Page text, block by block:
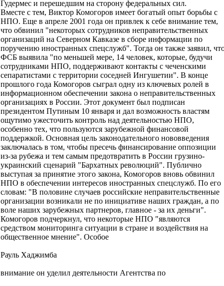
Гудермес и перешедшим на сторону федеральных сил.
Вместе с тем, Виктор Комогоров имеет богатый опыт борьбы с
НПО. Еще в апреле 2001 года он привлек к себе внимание тем,
что обвинил "некоторых сотрудников неправительственных
организаций на Северном Кавказе в сборе информации по
поручению иностранных спецслужб". Тогда он также заявил,
ФСБ выявила "по меньшей мере, 14 человек, которые, будучи
сотрудниками НПО, поддерживают контакты с чеченскими
сепаратистами с территории соседней Ингушетии". В конце
прошлого года Комогоров сыграл одну из ключевых ролей в
информационном обеспечении закона о неправительственных
организациях в России. Этот документ был подписан
президентом Путиным 10 января и дал возможность властям
ощутимо ужесточить контроль над деятельностью НПО,
особенно тех, что пользуются зарубежной финансовой
поддержкой. Основная цель законодательного нововведения
заключалась в том, чтобы пресечь финансирование оппозиции
из-за рубежа и тем самым предотвратить в России грузино-
украинский сценарий "Бархатных революций". Публично
выступая за принятие этого закона, Комогоров вновь обвинил
НПО в обеспечении интересов иностранных спецслужб. По его
словам: "В половине случаев российские неправительственные
организации возникали не по инициативе наших граждан, а по
воле наших зарубежных партнеров, главное - за их деньги".
Комогоров подчеркнул, что некоторые НПО "являются
средством мониторинга ситуации в стране и воздействия на
общественное мнение". Особое
Рауль Хаджимба
внимание он уделил деятельности Агентства по